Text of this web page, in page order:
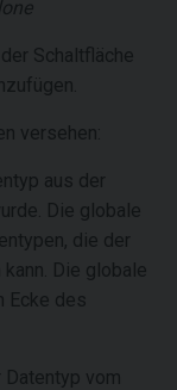
Schaltfläche
versehen:
aus der
Die globale
die der
Die globale
Ecke des
vom